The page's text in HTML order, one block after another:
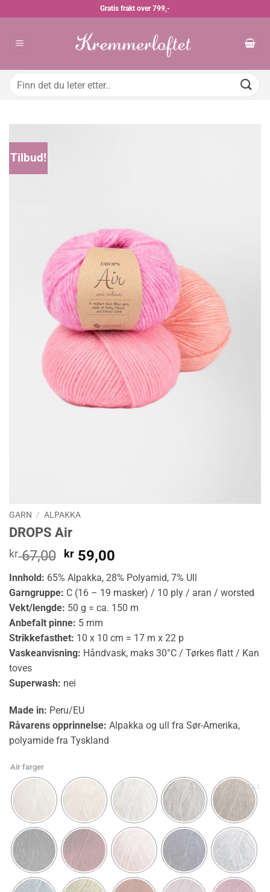
Gratis frakt over 799,-
Søk
Tilbud!
GARN / ALPAKKA
DROPS Air
kr67,00 Opprinnelig
pris
var:
kr 67,00.
kr 59,00
pris
er:
kr 59,00.
Innhold: 65% Alpakka, 28% Polyamid, 7% Ull
Garngruppe: C (16 – 19 masker) / 10 ply / aran / worsted
Vekt/lengde: 50 g = ca. 150 m
Anbefalt pinne: 5 mm
Strikkefasthet: 10 x 10 cm = 17 m x 22 p
Vaskeanvisning: Håndvask, maks 30°C / Tørkes flatt / Kan
toves
Superwash: nei
Made in: Peru/EU
Råvarens opprinnelse: Alpakka og ull fra Sør-Amerika,
polyamide fra Tyskland
Air farger
NULLSTILL